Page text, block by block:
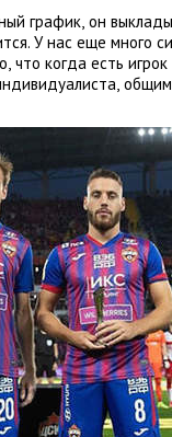
график, он
У нас еще много
, что когда есть
,